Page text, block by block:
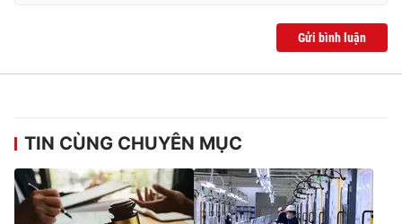
Gửi bình luận
TIN CÙNG CHUYÊN MỤC